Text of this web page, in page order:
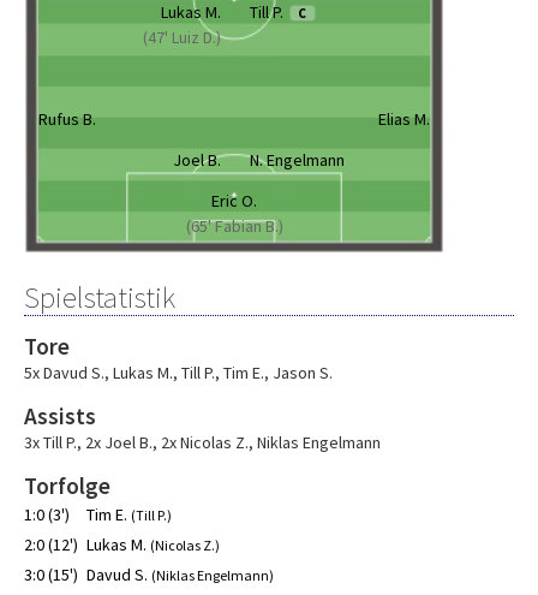
Lukas M.
(47' Luiz D.)
Till P. C
Rufus B.
Elias M.
Joel B.
N. Engelmann
Eric O.
(65' Fabian B.)
Spielstatistik
Tore
5x Davud S., Lukas M., Till P., Tim E., Jason S.
Assists
3x Till P., 2x Joel B., 2x Nicolas Z., Niklas Engelmann
Torfolge
1:0 (3') Tim E. (Till P.)
2:0 (12') Lukas M. (Nicolas Z.)
3:0 (15') Davud S. (Niklas Engelmann)